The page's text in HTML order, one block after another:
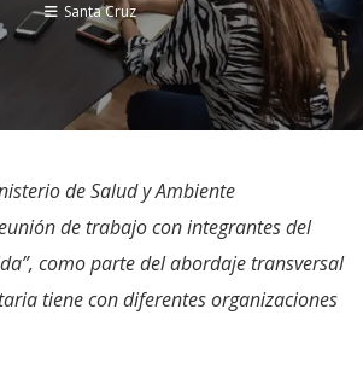
Santa Cruz
de Salud y Ambiente
de trabajo con integrantes del
como parte del abordaje transversal
tiene con diferentes organizaciones